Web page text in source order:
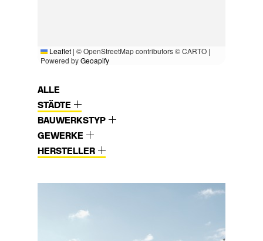
Leaflet | © OpenStreetMap contributors © CARTO |
Powered byGeoapify
ALLE
STÄDTE
BAUWERKSTYP
GEWERKE
HERSTELLER